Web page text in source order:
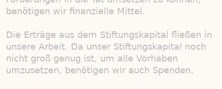
benötigen wir finanzielle Mittel.
Die Erträge aus dem Stiftungskapital fließen in
unsere Arbeit. Da unser Stiftungskapital noch
nicht groß genug ist, um alle Vorhaben
umzusetzen, benötigen wir auch Spenden.